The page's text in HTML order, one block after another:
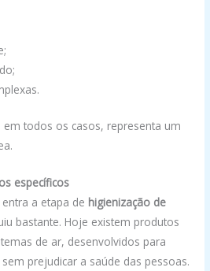
todos os casos, representa um
específicos
a etapa de higienização de
bastante. Hoje existem produtos
de ar, desenvolvidos para
prejudicar a saúde das pessoas.